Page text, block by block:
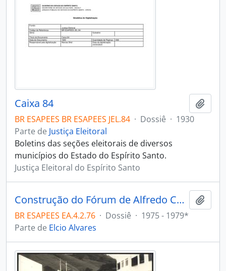
Caixa 84
BR ESAPEES BR ESAPEES JEL.84 · Dossiê · 1930
Parte de Justiça Eleitoral
Boletins das seções eleitorais de diversos
municípios do Estado do Espírito Santo.
Justiça Eleitoral do Espírito Santo
Construção do Fórum de Alfredo Chaves ES
BR ESAPEES EA.4.2.76 · Dossiê · 1975 - 1979*
Parte de Elcio Alvares